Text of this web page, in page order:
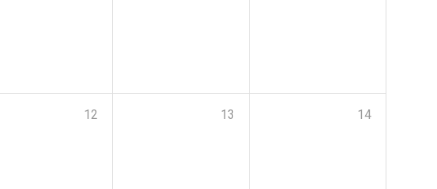
12 13 14